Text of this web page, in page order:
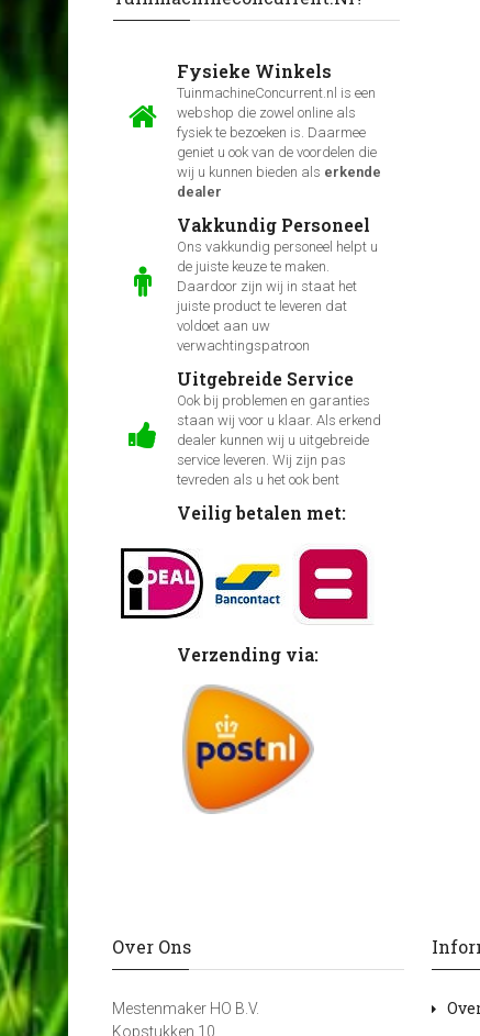
Fysieke Winkels
TuinmachineConcurrent.nl is een
webshop die zowel online als
fysiek te bezoeken is. Daarmee
geniet u ook van de voordelen die
wij u kunnen bieden als erkende
dealer
Vakkundig Personeel
Ons vakkundig personeel helpt u
de juiste keuze te maken.
Daardoor zijn wij in staat het
juiste product te leveren dat
voldoet aan uw
verwachtingspatroon
Uitgebreide Service
Ook bij problemen en garanties
staan wij voor u klaar. Als erkend
dealer kunnen wij u uitgebreide
service leveren. Wij zijn pas
tevreden als u het ook bent
Veilig betalen met:
Verzending via:
Over Ons
Mestenmaker HO B.V.
Kopstukken 10